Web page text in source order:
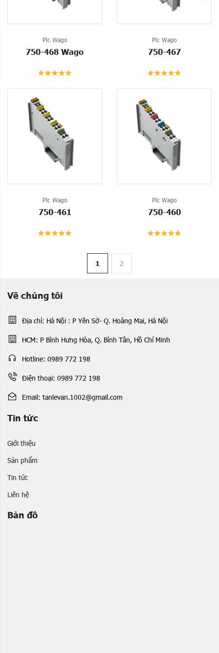
Plc Wago
750-468 Wago
Plc Wago
750-467
Plc Wago
750-461
Plc Wago
750-460
1 2
Về chúng tôi
Địa chỉ: Hà Nội : P Yên Sở- Q. Hoàng Mai, Hà Nội
HCM: P Bình Hưng Hòa, Q. Bình Tân, Hồ Chí Minh
Hotline: 0989 772 198
Điện thoại: 0989 772 198
Email: tanlevan.1002@gmail.com
Tin tức
Giới thiệu
Sản phẩm
Tin tức
Liên hệ
Bản đồ